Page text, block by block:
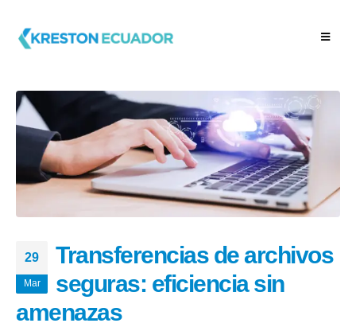
29
Mar
Transferencias de archivos
seguras: eficiencia sin
amenazas